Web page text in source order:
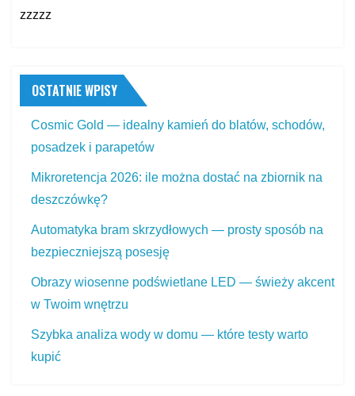
zzzzz
OSTATNIE WPISY
Cosmic Gold — idealny kamień do blatów, schodów,
posadzek i parapetów
Mikroretencja 2026: ile można dostać na zbiornik na
deszczówkę?
Automatyka bram skrzydłowych — prosty sposób na
bezpieczniejszą posesję
Obrazy wiosenne podświetlane LED — świeży akcent
w Twoim wnętrzu
Szybka analiza wody w domu — które testy warto
kupić